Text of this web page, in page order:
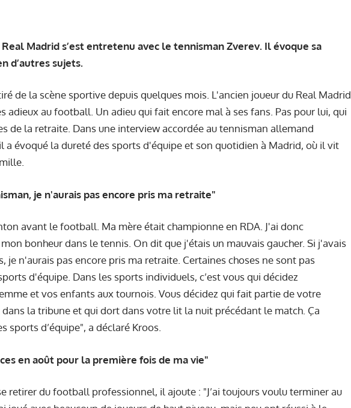
Real Madrid s’est entretenu avec le tennisman Zverev. Il évoque sa
d’autres sujets.
de la scène sportive depuis quelques mois. L'ancien joueur du Real Madrid
adieux au football. Un adieu qui fait encore mal à ses fans. Pas pour lui, qui
de la retraite. Dans une interview accordée au tennisman allemand
a évoqué la dureté des sports d'équipe et son quotidien à Madrid, où il vit
je n'aurais pas encore pris ma retraite"
avant le football. Ma mère était championne en RDA. J'ai donc
bonheur dans le tennis. On dit que j'étais un mauvais gaucher. Si j'avais
je n'aurais pas encore pris ma retraite. Certaines choses ne sont pas
d'équipe. Dans les sports individuels, c’est vous qui décidez
et vos enfants aux tournois. Vous décidez qui fait partie de votre
la tribune et qui dort dans votre lit la nuit précédant le match. Ça
sports d’équipe", a déclaré Kroos.
en août pour la première fois de ma vie"
retirer du football professionnel, il ajoute : "J’ai toujours voulu terminer au